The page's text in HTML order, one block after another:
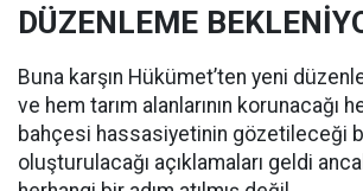
DÜZENLEME
Buna karşın Hükümet’ten yeni
ve hem tarım alanlarının korunacağı
bahçesi hassasiyetinin gözetileceği
oluşturulacağı açıklamaları geldi